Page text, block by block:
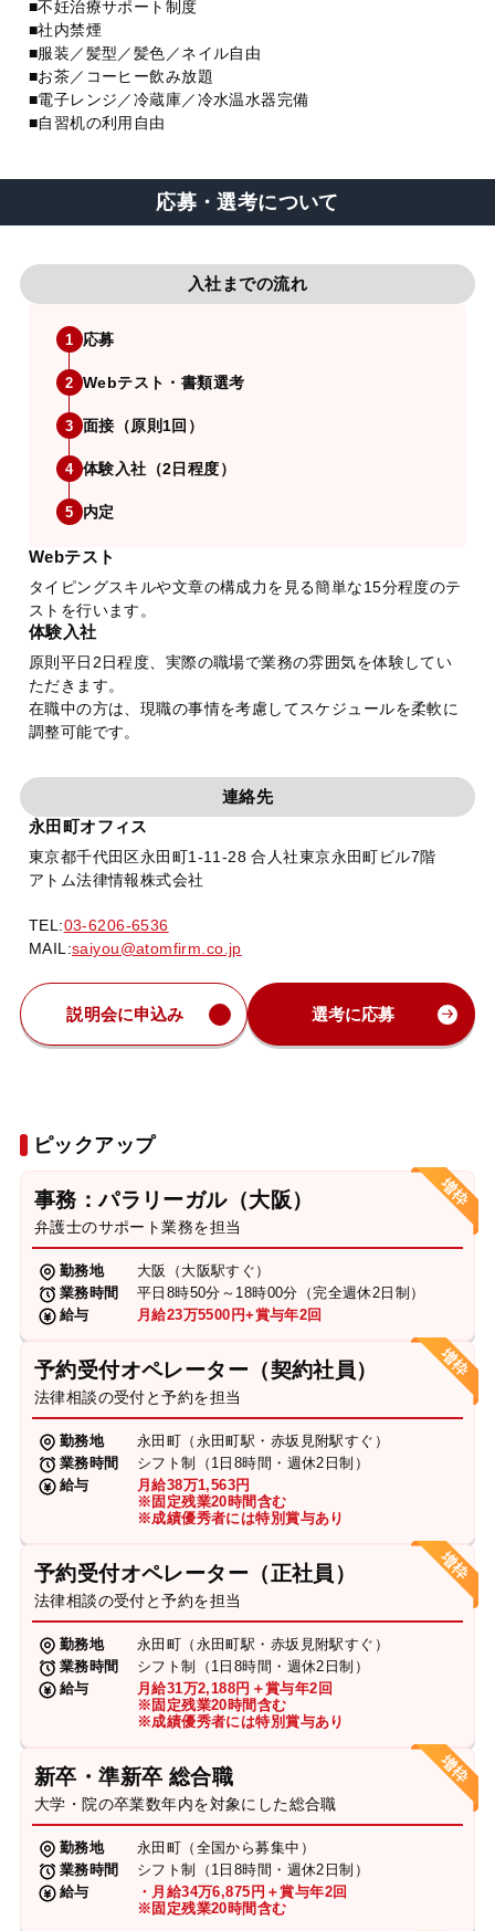
■不妊治療サポート制度
■社内禁煙
■服装／髪型／髪色／ネイル自由
■お茶／コーヒー飲み放題
■電子レンジ／冷蔵庫／冷水温水器完備
■自習机の利用自由
応募・選考について
入社までの流れ
1 応募
2 Webテスト・書類選考
3 面接（原則1回）
4 体験入社（2日程度）
5 内定
Webテスト
タイピングスキルや文章の構成力を見る簡単な15分程度のテ
ストを行います。
体験入社
原則平日2日程度、実際の職場で業務の雰囲気を体験してい
ただきます。
在職中の方は、現職の事情を考慮してスケジュールを柔軟に
調整可能です。
連絡先
永田町オフィス
東京都千代田区永田町1-11-28 合人社東京永田町ビル7階
アトム法律情報株式会社
TEL:03-6206-6536
MAIL:saiyou@atomfirm.co.jp
説明会に申込み 選考に応募
ピックアップ
事務：パラリーガル（大阪）
弁護士のサポート業務を担当
勤務地
大阪（大阪駅すぐ）
業務時間
平日8時50分～18時00分（完全週休2日制）
給与
月給23万5500円+賞与年2回
予約受付オペレーター（契約社員）
法律相談の受付と予約を担当
勤務地
永田町（永田町駅・赤坂見附駅すぐ）
業務時間
シフト制（1日8時間・週休2日制）
給与
月給38万1,563円
※固定残業20時間含む
※成績優秀者には特別賞与あり
予約受付オペレーター（正社員）
法律相談の受付と予約を担当
勤務地
永田町（永田町駅・赤坂見附駅すぐ）
業務時間
シフト制（1日8時間・週休2日制）
給与
月給31万2,188円＋賞与年2回
※固定残業20時間含む
※成績優秀者には特別賞与あり
新卒・準新卒 総合職
大学・院の卒業数年内を対象にした総合職
勤務地
永田町（全国から募集中）
業務時間
シフト制（1日8時間・週休2日制）
給与
・月給34万6,875円＋賞与年2回
※固定残業20時間含む